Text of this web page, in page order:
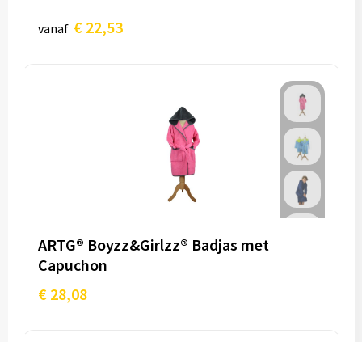
vanaf € 22,53
ARTG® Boyzz&Girlzz® Badjas met
Capuchon
€ 28,08